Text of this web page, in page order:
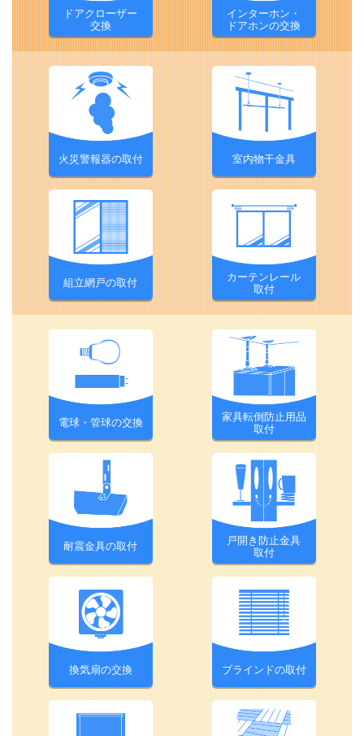
ドアクローザー
交換
インターホン・
ドアホンの交換
火災警報器の取付 室内物干金具
組立網戸の取付
カーテンレール
取付
電球・管球の交換
家具転倒防止用品
取付
耐震金具の取付
戸開き防止金具
取付
換気扇の交換 ブラインドの取付